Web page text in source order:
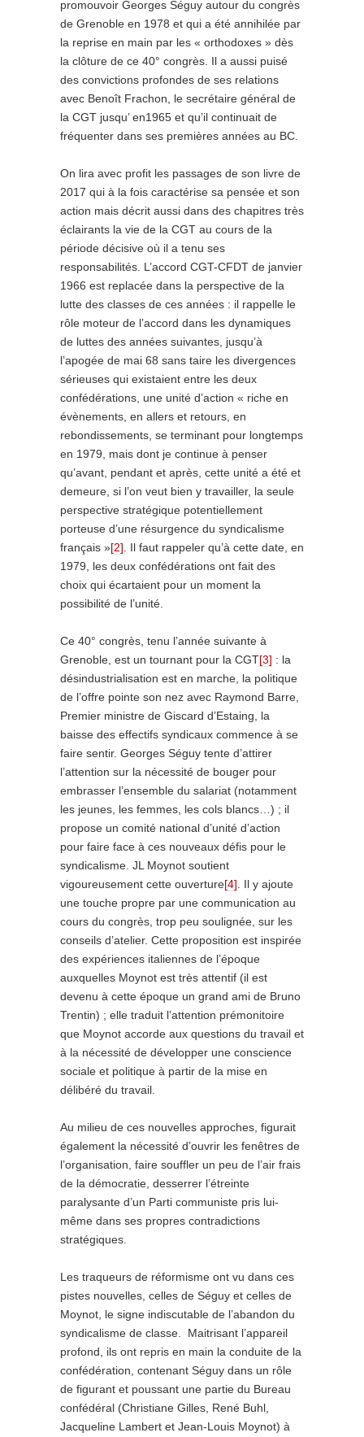
promouvoir Georges Séguy autour du congrès
de Grenoble en 1978 et qui a été annihilée par
la reprise en main par les « orthodoxes » dès
la clôture de ce 40° congrès. Il a aussi puisé
des convictions profondes de ses relations
avec Benoît Frachon, le secrétaire général de
la CGT jusqu’ en1965 et qu’il continuait de
fréquenter dans ses premières années au BC.
On lira avec profit les passages de son livre de
2017 qui à la fois caractérise sa pensée et son
action mais décrit aussi dans des chapitres très
éclairants la vie de la CGT au cours de la
période décisive où il a tenu ses
responsabilités. L’accord CGT-CFDT de janvier
1966 est replacée dans la perspective de la
lutte des classes de ces années : il rappelle le
rôle moteur de l’accord dans les dynamiques
de luttes des années suivantes, jusqu’à
l’apogée de mai 68 sans taire les divergences
sérieuses qui existaient entre les deux
confédérations, une unité d’action « riche en
évènements, en allers et retours, en
rebondissements, se terminant pour longtemps
en 1979, mais dont je continue à penser
qu’avant, pendant et après, cette unité a été et
demeure, si l’on veut bien y travailler, la seule
perspective stratégique potentiellement
porteuse d’une résurgence du syndicalisme
français »[2] . Il faut rappeler qu’à cette date, en
1979, les deux confédérations ont fait des
choix qui écartaient pour un moment la
possibilité de l’unité.
Ce 40° congrès, tenu l’année suivante à
Grenoble, est un tournant pour la CGT[3] : la
désindustrialisation est en marche, la politique
de l’offre pointe son nez avec Raymond Barre,
Premier ministre de Giscard d’Estaing, la
baisse des effectifs syndicaux commence à se
faire sentir. Georges Séguy tente d’attirer
l’attention sur la nécessité de bouger pour
embrasser l’ensemble du salariat (notamment
les jeunes, les femmes, les cols blancs…) ; il
propose un comité national d’unité d’action
pour faire face à ces nouveaux défis pour le
syndicalisme. JL Moynot soutient
vigoureusement cette ouverture[4] . Il y ajoute
une touche propre par une communication au
cours du congrès, trop peu soulignée, sur les
conseils d’atelier. Cette proposition est inspirée
des expériences italiennes de l’époque
auxquelles Moynot est très attentif (il est
devenu à cette époque un grand ami de Bruno
Trentin) ; elle traduit l’attention prémonitoire
que Moynot accorde aux questions du travail et
à la nécessité de développer une conscience
sociale et politique à partir de la mise en
délibéré du travail.
Au milieu de ces nouvelles approches, figurait
également la nécessité d’ouvrir les fenêtres de
l’organisation, faire souffler un peu de l’air frais
de la démocratie, desserrer l’étreinte
paralysante d’un Parti communiste pris lui-
même dans ses propres contradictions
stratégiques.
Les traqueurs de réformisme ont vu dans ces
pistes nouvelles, celles de Séguy et celles de
Moynot, le signe indiscutable de l’abandon du
syndicalisme de classe. Maitrisant l’appareil
profond, ils ont repris en main la conduite de la
confédération, contenant Séguy dans un rôle
de figurant et poussant une partie du Bureau
confédéral (Christiane Gilles, René Buhl,
Jacqueline Lambert et Jean-Louis Moynot) à